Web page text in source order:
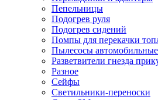
Пепельницы
Подогрев руля
Подогрев сидений
Помпы для перекачки
Пылесосы автомобильные
Разветвители гнезда
Разное
Сейфы
Светильники-переноски